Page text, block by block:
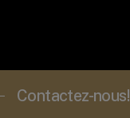
Contactez-nous!